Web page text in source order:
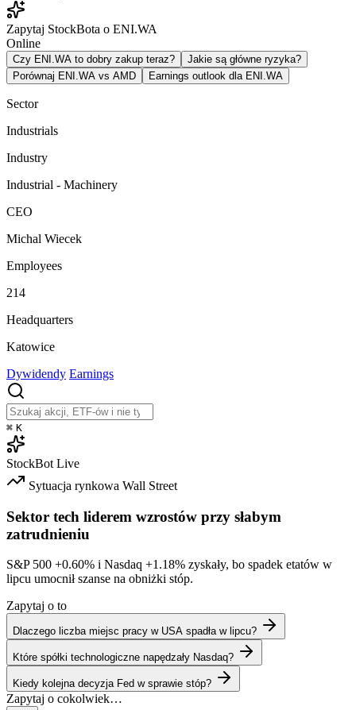
Zapytaj StockBota o ENI.WA
Online
Czy ENI.WA to dobry zakup teraz?
Jakie są główne ryzyka?
Porównaj ENI.WA vs AMD
Earnings outlook dla ENI.WA
Sector
Industrials
Industry
Industrial - Machinery
CEO
Michal Wiecek
Employees
214
Headquarters
Katowice
Dywidendy Earnings
⌘ K
StockBot Live
Sytuacja rynkowa Wall Street
Sektor tech liderem wzrostów przy słabym
zatrudnieniu
S&P 500 +0.60% i Nasdaq +1.18% zyskały, bo spadek etatów w
lipcu umocnił szanse na obniżki stóp.
Zapytaj o to
Dlaczego liczba miejsc pracy w USA spadła w lipcu?
Które spółki technologiczne napędzały Nasdaq?
Kiedy kolejna decyzja Fed w sprawie stóp?